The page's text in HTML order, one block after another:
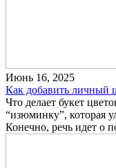
Июнь 16, 2025
Как добавить личный
Что делает букет
“изюминку”, которая
Конечно, речь идет о